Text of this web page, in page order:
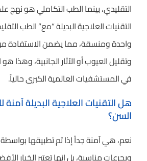
التقليدي، بينما الطب التكاملي هو
التقنيات العلاجية البديلة “مع” الطب
واحدة ومنسقة، مما يضمن الاستفادة
وتقليل العيوب أو الآثار الجانبية، وهذا هو
في المستشفيات العالمية الكبرى حالياً.
هل التقنيات العلاجية البديلة آمنة
السن؟
نعم، هي آمنة جداً إذا تم تطبيقها
وبجرعات مناسبة، بل إنها تعتبر الخيار